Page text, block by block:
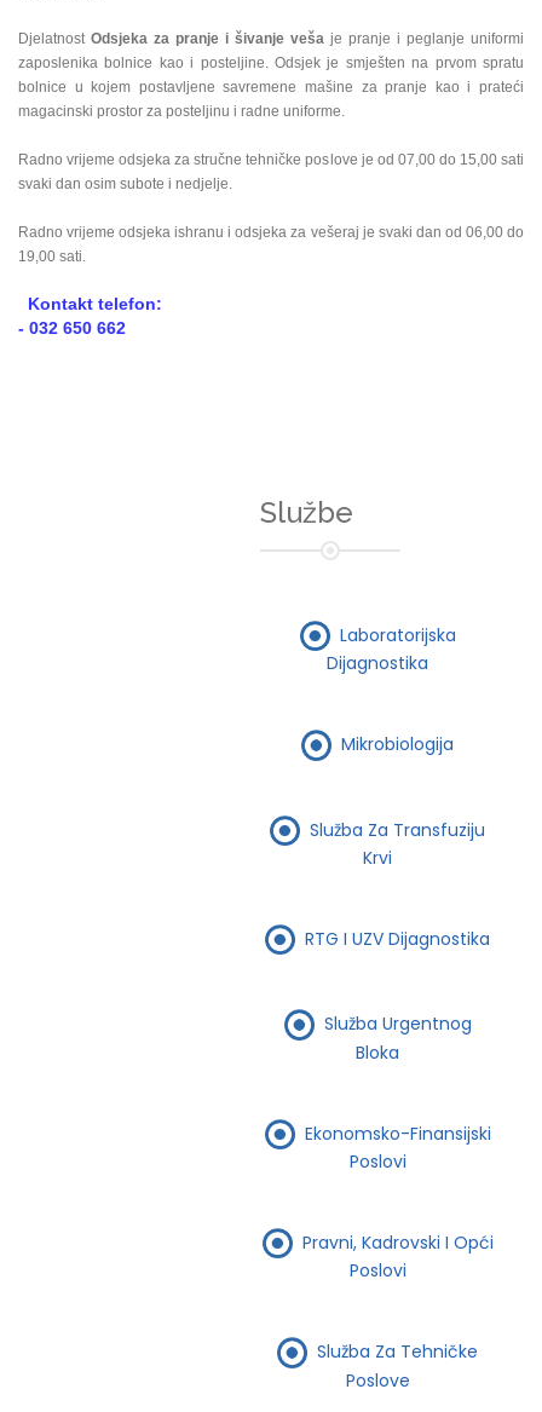
Djelatnost Odsjeka za pranje i šivanje veša je pranje i peglanje uniformi
zaposlenika bolnice kao i posteljine. Odsjek je smješten na prvom spratu
bolnice u kojem postavljene savremene mašine za pranje kao i prateći
magacinski prostor za posteljinu i radne uniforme.
Radno vrijeme odsjeka za stručne tehničke poslove je od 07,00 do 15,00 sati
svaki dan osim subote i nedjelje.
Radno vrijeme odsjeka ishranu i odsjeka za vešeraj je svaki dan od 06,00 do
19,00 sati.
Kontakt telefon:
- 032 650 662
Službe
Laboratorijska
Dijagnostika
Mikrobiologija
Služba Za Transfuziju
Krvi
RTG I UZV Dijagnostika
Služba Urgentnog
Bloka
Ekonomsko-Finansijski
Poslovi
Pravni, Kadrovski I Opći
Poslovi
Služba Za Tehničke
Poslove